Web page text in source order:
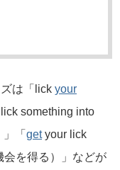
は「lick your
something into
「 getyour lick
会を得る）」などが